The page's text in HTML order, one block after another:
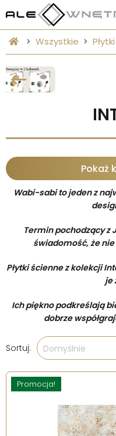
Wszystkie Płytki
Pokaż
Wabi-sabi to jeden z
Termin pochodzący z
świadomość, że
Płytki ścienne z kolekcji
je
Ich piękno podkreślają
dobrze
Sortuj: Domyślnie
Promocja!